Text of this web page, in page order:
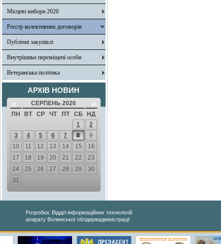
Місцеві вибори 2020
Реєстр колективних договорів
Публічні закупівлі
Внутрішньо переміщені особи
Ветеранська політика
АРХІВ НОВИН
« СЕРПЕНЬ 2026 »
ПН ВТ СР ЧТ ПТ СБ
НД
1
2
3
4 5 6 7 8
9
10
11 12 13 14 15
16
17
18 19 20 21 22
23
24
25 26 27 28 29
30
31
Розробка: Відділ інформаційних технологій
апарату Волинської облдержадміністрації